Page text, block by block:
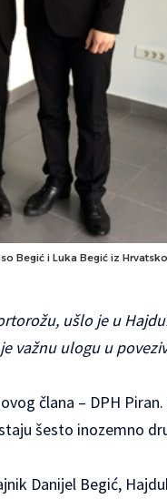
Begić i Luka Begić iz
ušlo je u
važnu ulogu u
člana – DPH Piran.
šesto inozemno
Danijel Begić,